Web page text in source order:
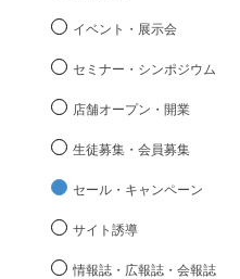
イベント・展示会
セミナー・シンポジウム
店舗オープン・開業
生徒募集・会員募集
セール・キャンペーン
サイト誘導
情報誌・広報誌・会報誌